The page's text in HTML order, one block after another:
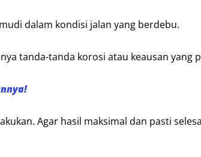
dalam kondisi jalan yang berdebu.
tanda-tanda korosi atau keausan yang
Agar hasil maksimal dan pasti